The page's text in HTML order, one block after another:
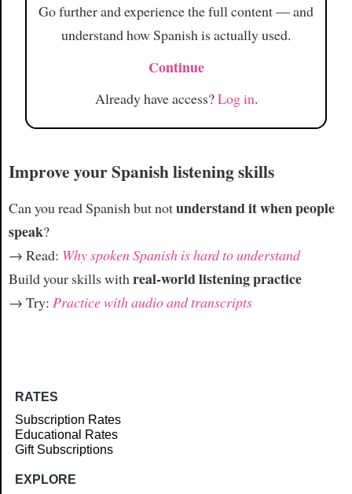
Go further and experience the full content — and
understand how Spanish is actually used.
Continue
Already have access?Log in.
Improve your Spanish listening skills
Can you read Spanish but notunderstand it when people
speak?
→ Read: Why spoken Spanish is hard to understand
Build your skills with real-world listening practice
→ Try: Practice with audio and transcripts
RATES
Subscription Rates
Educational Rates
Gift Subscriptions
EXPLORE